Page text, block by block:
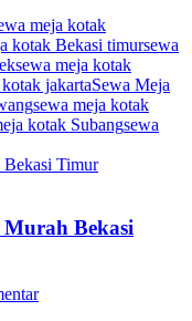
meja kotak
kotak Bekasi timursewa
sewa meja kotak
jakartaSewa Meja
sewa meja kotak
kotak Subangsewa
Murah Bekasi